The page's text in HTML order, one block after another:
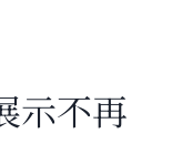
示不再